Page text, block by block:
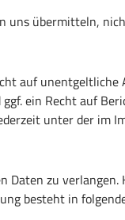
uns übermitteln,
auf
ein Recht auf
unter der im
Daten zu
besteht in